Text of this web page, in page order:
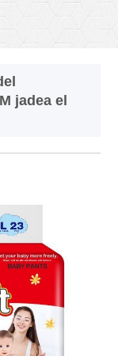
jadea el